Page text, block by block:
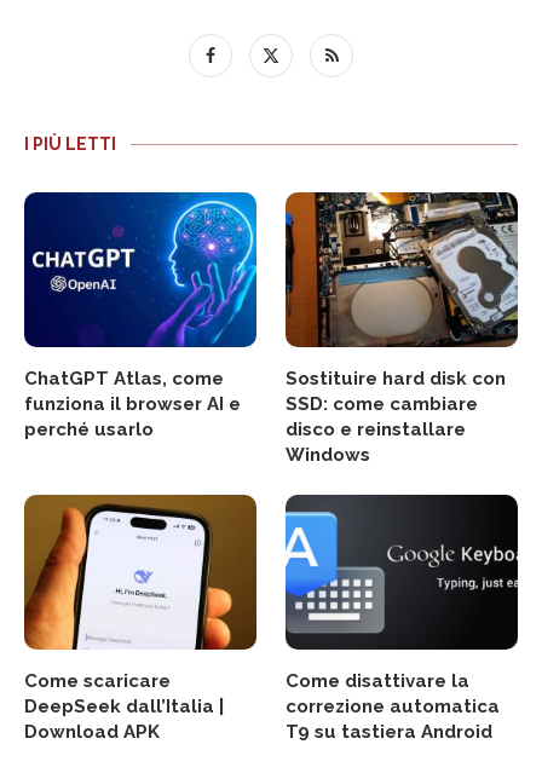
I PIÙ LETTI
ChatGPT Atlas, come
funziona il browser AI e
perché usarlo
Sostituire hard disk con
SSD: come cambiare
disco e reinstallare
Windows
Come scaricare
DeepSeek dall’Italia |
Download APK
Come disattivare la
correzione automatica
T9 su tastiera Android